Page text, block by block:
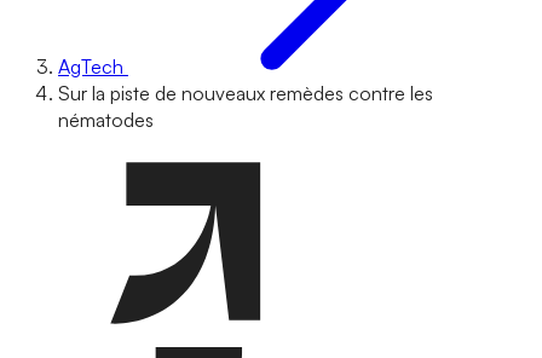
AgTech
Sur la piste de nouveaux remèdes contre les
nématodes